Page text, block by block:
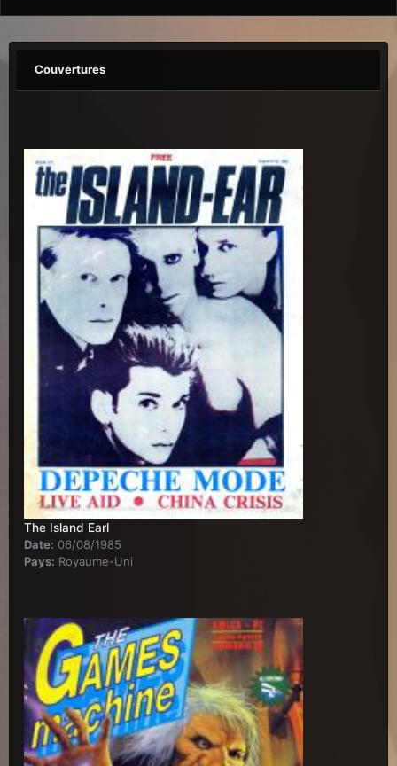
Couvertures
The Island Earl
Date: 06/08/1985
Pays: Royaume-Uni